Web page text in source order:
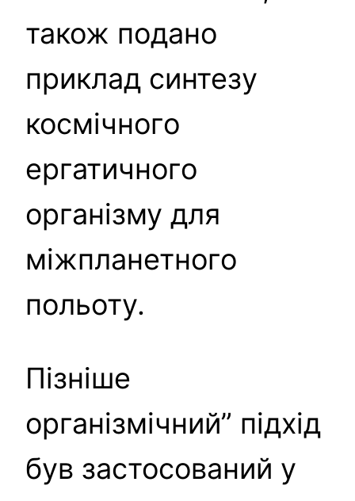
також подано
приклад синтезу
космічного
ергатичного
організму для
міжпланетного
польоту.
Пізніше
організмічний” підхід
був застосований у